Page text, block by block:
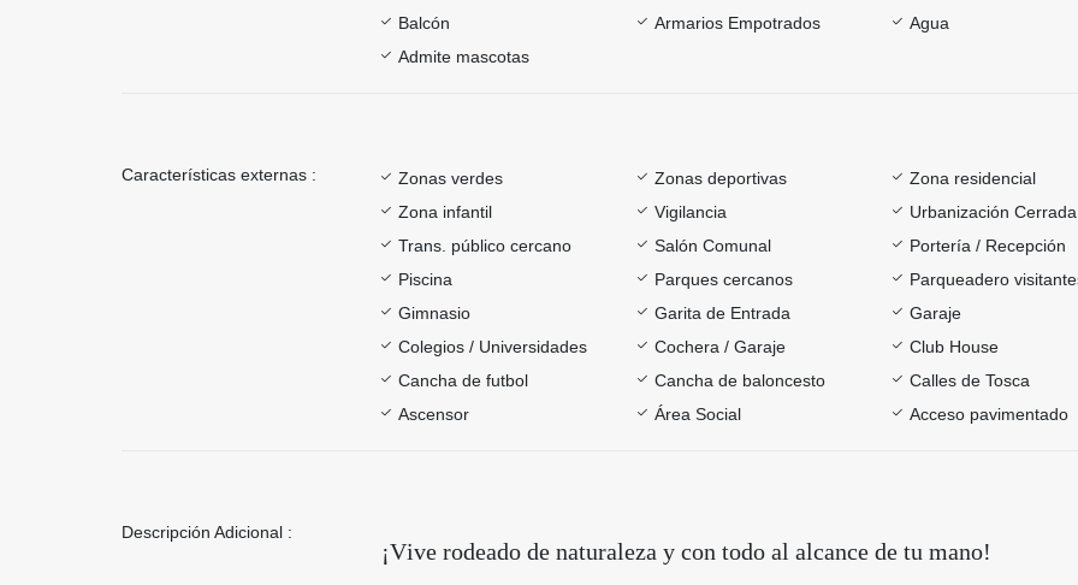
Balcón
Armarios Empotrados
Agua
Admite mascotas
Características externas : Zonas verdes Zonas deportivas
Zona residencial
Zona infantil
Vigilancia
Urbanización Cerrada
Trans. público cercano
Salón Comunal
Portería / Recepción
Piscina
Parques cercanos
Parqueadero
Gimnasio
Garita de Entrada
Garaje
Colegios / Universidades
Cochera / Garaje
Club House
Cancha de futbol
Cancha de baloncesto
Calles de Tosca
Ascensor
Área Social Acceso pavimentado
Descripción Adicional :
¡Vive rodeado de naturaleza y con todo al alcance de tu mano!